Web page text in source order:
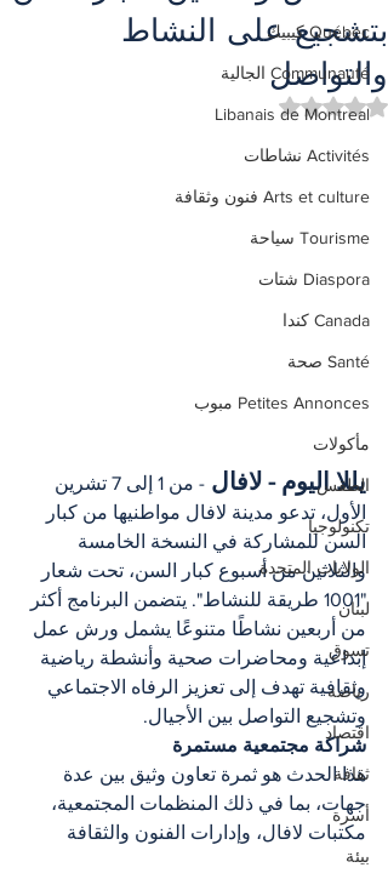
Québec كيبيك
Communauté الجالية
Libanais de Montreal
Activités نشاطات
Arts et culture فنون وثقافة
Tourisme سياحة
Diaspora شتات
Canada كندا
Santé صحة
Petites Annonces مبوب
مأكولات
الطقس
تكنولوجيا
الولايات المتحدة
لبنان
تسوق
رياضة
اقتصاد
ثقافة
أسرة
بيئة
بتشجيع على النشاط
والتواصل
تم التقييم بـ ليس رقمًا من أصل 5 نجوم.
يللا اليوم - لافال
- من 1 إلى 7 تشرين
الأول، تدعو مدينة لافال مواطنيها من كبار
السن للمشاركة في النسخة الخامسة
والثلاثين من أسبوع كبار السن، تحت شعار
"1001 طريقة للنشاط". يتضمن البرنامج أكثر
من أربعين نشاطًا متنوعًا يشمل ورش عمل
إبداعية ومحاضرات صحية وأنشطة رياضية
وثقافية تهدف إلى تعزيز الرفاه الاجتماعي
وتشجيع التواصل بين الأجيال.
شراكة مجتمعية مستمرة
هذا الحدث هو ثمرة تعاون وثيق بين عدة
جهات، بما في ذلك المنظمات المجتمعية،
مكتبات لافال، وإدارات الفنون والثقافة